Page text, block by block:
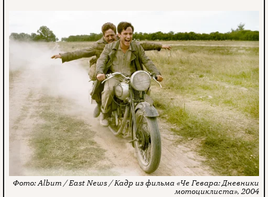
Album / East News / Кадр из фильма «Че Гевара: Дневники
мотоциклиста», 2004